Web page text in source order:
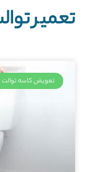
تعمیر
تعویض کاسه توالت